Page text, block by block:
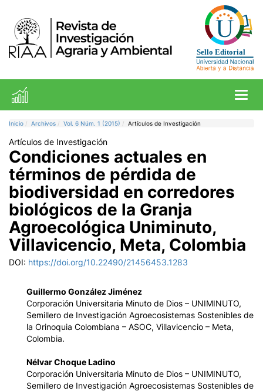
Inicio Archivos Vol. 6 Núm. 1 (2015) Artículos de Investigación
Artículos de Investigación
Condiciones actuales en
términos de pérdida de
biodiversidad en corredores
biológicos de la Granja
Agroecológica Uniminuto,
Villavicencio, Meta, Colombia
DOI: https://doi.org/10.22490/21456453.1283
Guillermo González Jiménez
Corporación Universitaria Minuto de Dios – UNIMINUTO,
Semillero de Investigación Agroecosistemas Sostenibles de
la Orinoquia Colombiana – ASOC, Villavicencio – Meta,
Colombia.
Nélvar Choque Ladino
Corporación Universitaria Minuto de Dios – UNIMINUTO,
Semillero de Investigación Agroecosistemas Sostenibles de